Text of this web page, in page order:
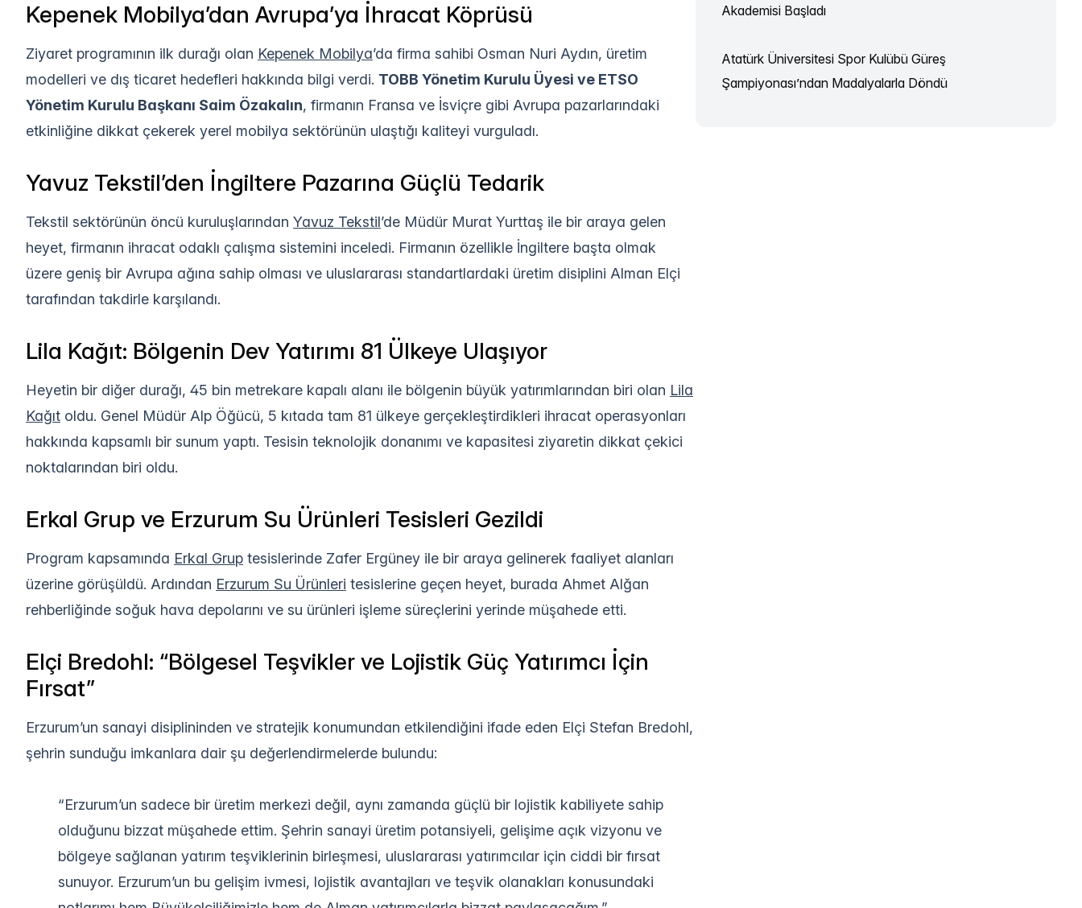
Kepenek Mobilya’dan Avrupa’ya İhracat Köprüsü
Ziyaret programının ilk durağı olan Kepenek Mobilya’da firma sahibi Osman Nuri Aydın, üretim
modelleri ve dış ticaret hedefleri hakkında bilgi verdi. TOBB Yönetim Kurulu Üyesi ve ETSO
Yönetim Kurulu Başkanı Saim Özakalın, firmanın Fransa ve İsviçre gibi Avrupa pazarlarındaki
etkinliğine dikkat çekerek yerel mobilya sektörünün ulaştığı kaliteyi vurguladı.
Yavuz Tekstil’den İngiltere Pazarına Güçlü Tedarik
Tekstil sektörünün öncü kuruluşlarından Yavuz Tekstil’de Müdür Murat Yurttaş ile bir araya gelen
heyet, firmanın ihracat odaklı çalışma sistemini inceledi. Firmanın özellikle İngiltere başta olmak
üzere geniş bir Avrupa ağına sahip olması ve uluslararası standartlardaki üretim disiplini Alman Elçi
tarafından takdirle karşılandı.
Lila Kağıt: Bölgenin Dev Yatırımı 81 Ülkeye Ulaşıyor
Heyetin bir diğer durağı, 45 bin metrekare kapalı alanı ile bölgenin büyük yatırımlarından biri olan Lila
Kağıt oldu. Genel Müdür Alp Öğücü, 5 kıtada tam 81 ülkeye gerçekleştirdikleri ihracat operasyonları
hakkında kapsamlı bir sunum yaptı. Tesisin teknolojik donanımı ve kapasitesi ziyaretin dikkat çekici
noktalarından biri oldu.
Erkal Grup ve Erzurum Su Ürünleri Tesisleri Gezildi
Program kapsamında Erkal Grup tesislerinde Zafer Ergüney ile bir araya gelinerek faaliyet alanları
üzerine görüşüldü. Ardından Erzurum Su Ürünleri tesislerine geçen heyet, burada Ahmet Alğan
rehberliğinde soğuk hava depolarını ve su ürünleri işleme süreçlerini yerinde müşahede etti.
Elçi Bredohl: “Bölgesel Teşvikler ve Lojistik Güç Yatırımcı İçin
Fırsat”
Erzurum’un sanayi disiplininden ve stratejik konumundan etkilendiğini ifade eden Elçi Stefan Bredohl,
şehrin sunduğu imkanlara dair şu değerlendirmelerde bulundu:
“Erzurum’un sadece bir üretim merkezi değil, aynı zamanda güçlü bir lojistik kabiliyete sahip
olduğunu bizzat müşahede ettim. Şehrin sanayi üretim potansiyeli, gelişime açık vizyonu ve
bölgeye sağlanan yatırım teşviklerinin birleşmesi, uluslararası yatırımcılar için ciddi bir fırsat
sunuyor. Erzurum’un bu gelişim ivmesi, lojistik avantajları ve teşvik olanakları konusundaki
Akademisi Başladı
Atatürk Üniversitesi Spor Kulübü Güreş
Şampiyonası’ndan Madalyalarla Döndü